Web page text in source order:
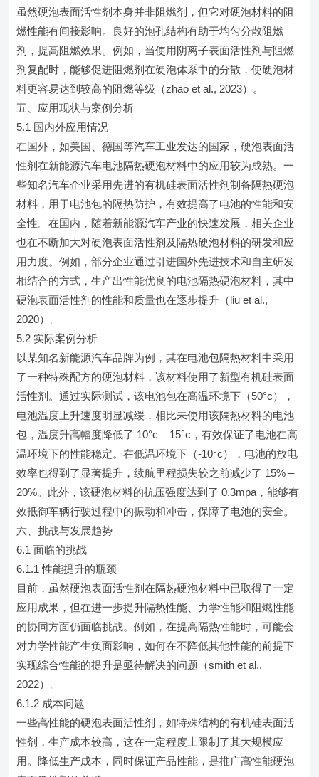
虽然硬泡表面活性剂本身并非阻燃剂，但它对硬泡材料的阻
燃性能有间接影响。良好的泡孔结构有助于均匀分散阻燃
剂，提高阻燃效果。例如，当使用阴离子表面活性剂与阻燃
剂复配时，能够促进阻燃剂在硬泡体系中的分散，使硬泡材
料更容易达到较高的阻燃等级（zhao et al., 2023）。
五、应用现状与案例分析
5.1 国内外应用情况
在国外，如美国、德国等汽车工业发达的国家，硬泡表面活
性剂在新能源汽车电池隔热硬泡材料中的应用较为成熟。一
些知名汽车企业采用先进的有机硅表面活性剂制备隔热硬泡
材料，用于电池包的隔热防护，有效提高了电池的性能和安
全性。在国内，随着新能源汽车产业的快速发展，相关企业
也在不断加大对硬泡表面活性剂及隔热硬泡材料的研发和应
用力度。例如，部分企业通过引进国外先进技术和自主研发
相结合的方式，生产出性能优良的电池隔热硬泡材料，其中
硬泡表面活性剂的性能和质量也在逐步提升（liu et al.,
2020）。
5.2 实际案例分析
以某知名新能源汽车品牌为例，其在电池包隔热材料中采用
了一种特殊配方的硬泡材料，该材料使用了新型有机硅表面
活性剂。通过实际测试，该电池包在高温环境下（50°c），
电池温度上升速度明显减缓，相比未使用该隔热材料的电池
包，温度升高幅度降低了 10°c – 15°c，有效保证了电池在高
温环境下的性能稳定。在低温环境下（-10°c），电池的放电
效率也得到了显著提升，续航里程损失较之前减少了 15% –
20%。此外，该硬泡材料的抗压强度达到了 0.3mpa，能够有
效抵御车辆行驶过程中的振动和冲击，保障了电池的安全。
六、挑战与发展趋势
6.1 面临的挑战
6.1.1 性能提升的瓶颈
目前，虽然硬泡表面活性剂在隔热硬泡材料中已取得了一定
应用成果，但在进一步提升隔热性能、力学性能和阻燃性能
的协同方面仍面临挑战。例如，在提高隔热性能时，可能会
对力学性能产生负面影响，如何在不降低其他性能的前提下
实现综合性能的提升是亟待解决的问题（smith et al.,
2022）。
6.1.2 成本问题
一些高性能的硬泡表面活性剂，如特殊结构的有机硅表面活
性剂，生产成本较高，这在一定程度上限制了其大规模应
用。降低生产成本，同时保证产品性能，是推广高性能硬泡